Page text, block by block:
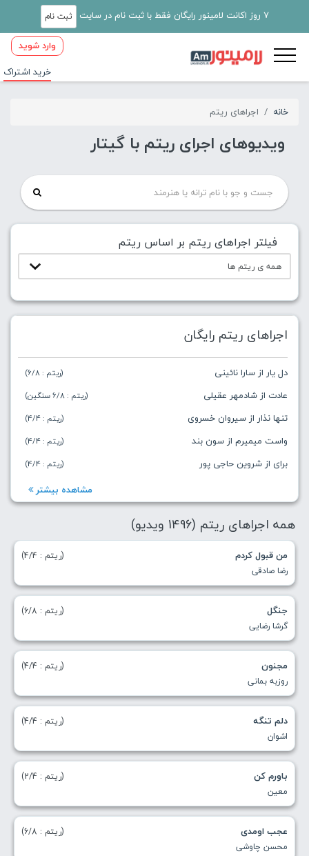
7 روز اکانت لامینور رایگان فقط با ثبت نام در سایت ثبت نام
وارد شوید
خرید اشتراک
خانه اجراهای ریتم
ویدیوهای اجرای ریتم با گیتار
فیلتر اجراهای ریتم بر اساس ریتم
اجراهای ریتم رایگان
دل یار از سارا نائینی (ریتم : 6/8)
عادت از شادمهر عقیلی (ریتم : 6/8 سنگین)
تنها نذار از سیروان خسروی (ریتم : 4/4)
واست میمیرم از سون بند (ریتم : 4/4)
برای از شروین حاجی پور (ریتم : 4/4)
مشاهده بیشتر
همه اجراهای ریتم (1496 ویدیو)
من قبول کردم
رضا صادقی
(ریتم : 4/4)
جنگل
گرشا رضایی
(ریتم : 6/8)
مجنون
روزبه بمانی
(ریتم : 4/4)
دلم تنگه
اشوان
(ریتم : 4/4)
باورم کن
معین
(ریتم : 2/4)
عجب اومدی
محسن چاوشی
(ریتم : 6/8)